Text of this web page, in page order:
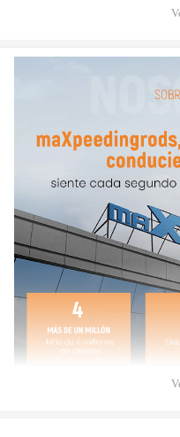
7646554, 11 12 7 646 554,
El paquete incluye: 1
condicion: NUEVO
Nota
-Compruebe el número de OEM
manera de confirmar el ajuste.
-Por favor, fije los ángulos
atornille lentamente después de
cuando solo instale un tornillo,
-2 años de garantía por